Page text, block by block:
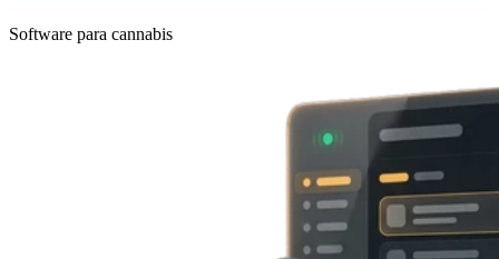
Software para cannabis